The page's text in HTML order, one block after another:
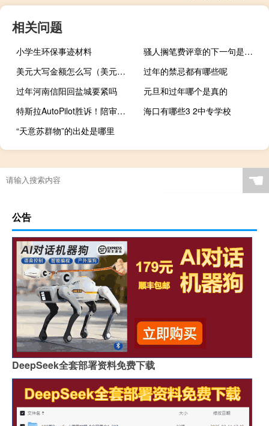
相关问题
小学生环保事迹材料
骚人搁笔费评章的下一句是什么
美元大写金额怎么写（美元大写金额正确写法）
过年的禁忌都有哪些呢
过年河南信阳回盐城要紧吗
元旦和过年哪个是真的
特斯拉AutoPilot胜诉！陪审团认定致命车祸特斯拉不应负责
海口有哪些3 2中专学校
“天意苏群物”的出处是哪里
☚
公告
DeepSeek全套部署资料免费下载